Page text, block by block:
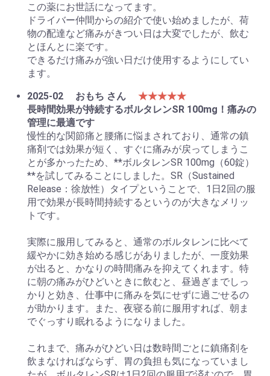
この薬にお世話になってます。
ドライバー仲間からの紹介で使い始めましたが、荷
物の配達など痛みがきつい日は大変でしたが、飲む
とほんとに楽です。
できるだけ痛みが強い日だけ使用するようにしてい
ます。
2025-02
おもち さん
★★★★★
長時間効果が持続するボルタレンSR 100mg！痛みの
管理に最適です
慢性的な関節痛と腰痛に悩まされており、通常の鎮
痛剤では効果が短く、すぐに痛みが戻ってしまうこ
とが多かったため、**ボルタレンSR 100mg（60錠）
**を試してみることにしました。SR（Sustained
Release：徐放性）タイプということで、1日2回の服
用で効果が長時間持続するというのが大きなメリッ
トです。
実際に服用してみると、通常のボルタレンに比べて
緩やかに効き始める感じがありましたが、一度効果
が出ると、かなりの時間痛みを抑えてくれます。特
に朝の痛みがひどいときに飲むと、昼過ぎまでしっ
かりと効き、仕事中に痛みを気にせずに過ごせるの
が助かります。また、夜寝る前に服用すれば、朝ま
でぐっすり眠れるようになりました。
これまで、痛みがひどい日は数時間ごとに鎮痛剤を
飲まなければならず、胃の負担も気になっていまし